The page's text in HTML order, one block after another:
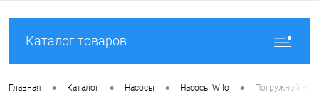
Каталог товаров
Главная • Каталог • Насосы • Насосы Wilo • Погружной